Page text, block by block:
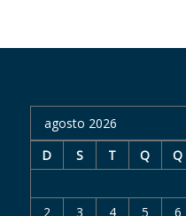
agosto 2026
D
S T Q Q
2
3 4 5 6